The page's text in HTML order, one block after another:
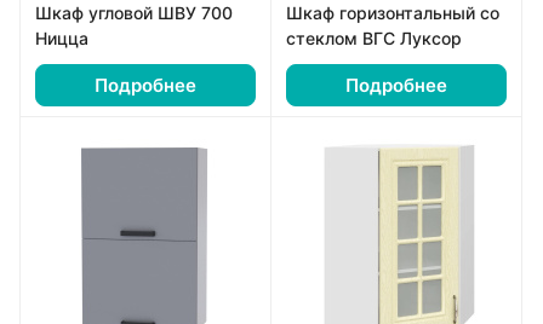
Шкаф угловой ШВУ 700
Ницца
Подробнее
Шкаф горизонтальный со
стеклом ВГС Луксор
Подробнее